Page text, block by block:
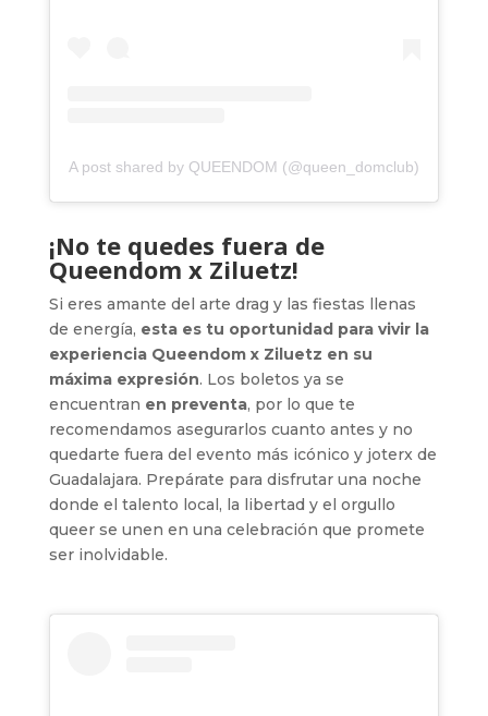
A post shared by QUEENDOM (@queen_domclub)
¡No te quedes fuera de
Queendom x Ziluetz!
Si eres amante del arte drag y las fiestas llenas
de energía, esta es tu oportunidad para vivir la
experiencia Queendom x Ziluetz en su
máxima expresión. Los boletos ya se
encuentran en preventa, por lo que te
recomendamos asegurarlos cuanto antes y no
quedarte fuera del evento más icónico y joterx de
Guadalajara. Prepárate para disfrutar una noche
donde el talento local, la libertad y el orgullo
queer se unen en una celebración que promete
ser inolvidable.